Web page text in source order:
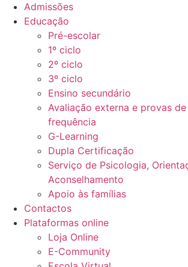
Admissões
Educação
Pré-escolar
1º ciclo
2º ciclo
3º ciclo
Ensino secundário
Avaliação externa e provas
frequência
G-Learning
Dupla Certificação
Serviço de Psicologia,
Aconselhamento
Apoio às famílias
Contactos
Plataformas online
Loja Online
E-Community